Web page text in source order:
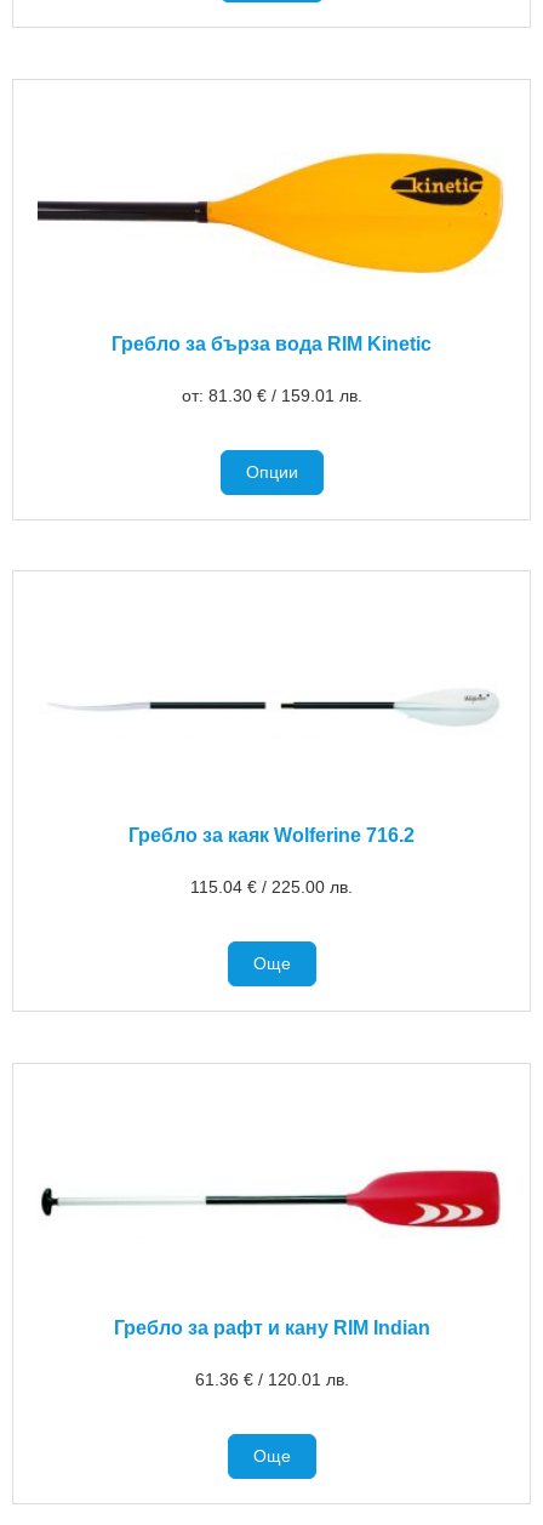
Гребло за бърза вода RIM Kinetic
от: 81.30 €/ 159.01 лв.
Опции
Гребло за каяк Wolferine 716.2
115.04 € / 225.00 лв.
Още
Гребло за рафт и кану RIM Indian
61.36 €/ 120.01 лв.
Още